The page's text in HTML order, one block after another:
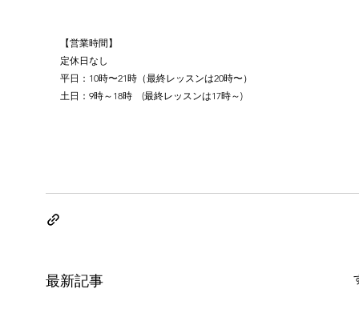
【営業時間】
定休日なし
平日：10時〜21時（最終レッスンは20時〜）
土日：9時～18時　(最終レッスンは17時～)
最新記事